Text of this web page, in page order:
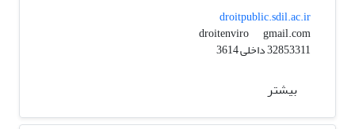
droitpublic.sdil.ac.ir
droitenviro
gmail.com
بیشتر